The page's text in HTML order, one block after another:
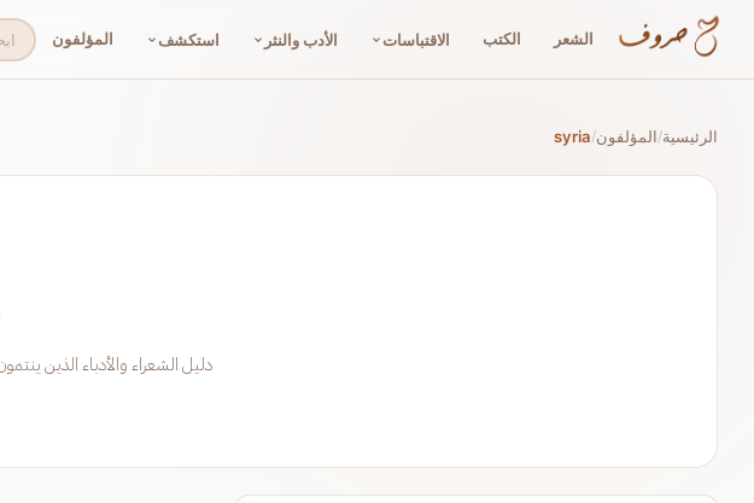
الشعر الكتب الاقتباسات الأدب والنثر استكشف المؤلفون
الرئيسية/المؤلفون/
syria
دليل الشعراء والأدباءالذين